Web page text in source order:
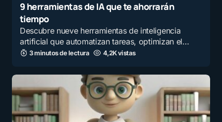
9 herramientas de IA que te ahorrarán
tiempo
Descubre nueve herramientas de inteligencia
artificial que automatizan tareas, optimizan el…
3 minutos de lectura 4,2K vistas